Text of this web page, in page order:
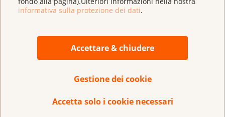
informativa sulla protezione dei dati.
Accettare & chiudere
Gestione dei cookie
Accetta solo i cookie necessari